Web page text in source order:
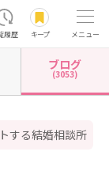
履歴 キープ メニュー
ラーブログ一覧 カウンセ
する結婚相談所
ブログ
(3053)